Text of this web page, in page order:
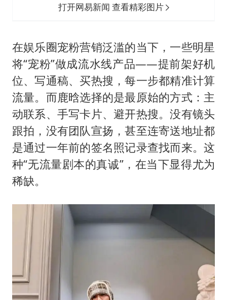
打开网易新闻 查看精彩图片
在娱乐圈宠粉营销泛滥的当下，一些明星
将“宠粉”做成流水线产品——提前架好机
位、写通稿、买热搜，每一步都精准计算
流量。而鹿晗选择的是最原始的方式：主
动联系、手写卡片、避开热搜。没有镜头
跟拍，没有团队宣扬，甚至连寄送地址都
是通过一年前的签名照记录查找而来。这
种“无流量剧本的真诚”，在当下显得尤为
稀缺。